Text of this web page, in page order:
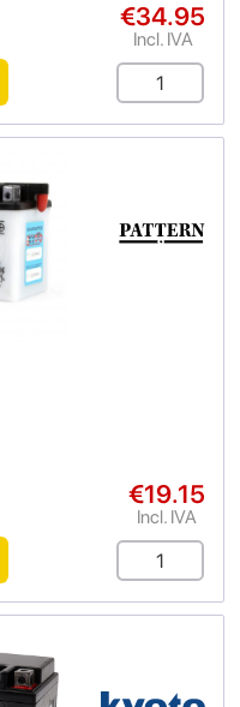
€34.95
Incl. IVA
€19.15
Incl. IVA